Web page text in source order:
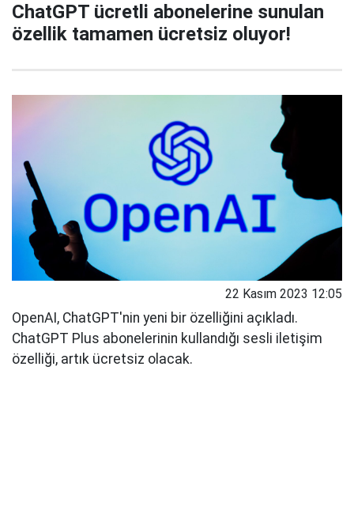
ChatGPT ücretli abonelerine sunulan
özellik tamamen ücretsiz oluyor!
22 Kasım 2023 12:05
OpenAI, ChatGPT'nin yeni bir özelliğini açıkladı.
ChatGPT Plus abonelerinin kullandığı sesli iletişim
özelliği, artık ücretsiz olacak.